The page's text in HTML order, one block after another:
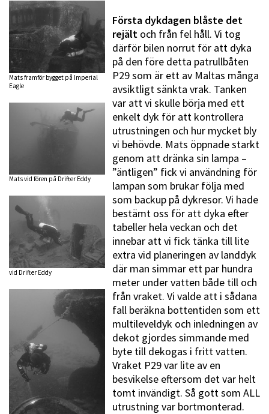
Mats framför bygget på Imperial
Eagle
Mats vid fören på Drifter Eddy
vid Drifter Eddy
Första dykdagen blåste det
rejält och från fel håll. Vi tog
därför bilen norrut för att dyka
på den före detta patrullbåten
P29 som är ett av Maltas många
avsiktligt sänkta vrak. Tanken
var att vi skulle börja med ett
enkelt dyk för att kontrollera
utrustningen och hur mycket bly
vi behövde. Mats öppnade starkt
genom att dränka sin lampa –
”äntligen” fick vi användning för
lampan som brukar följa med
som backup på dykresor. Vi hade
bestämt oss för att dyka efter
tabeller hela veckan och det
innebar att vi fick tänka till lite
extra vid planeringen av landdyk
där man simmar ett par hundra
meter under vatten både till och
från vraket. Vi valde att i sådana
fall beräkna bottentiden som ett
multileveldyk och inledningen av
dekot gjordes simmande med
byte till dekogas i fritt vatten.
Vraket P29 var lite av en
besvikelse eftersom det var helt
tomt invändigt. Så gott som ALL
utrustning var bortmonterad.